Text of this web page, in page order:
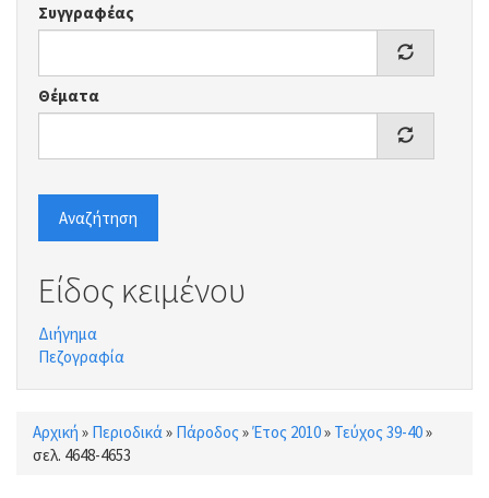
Συγγραφέας
Θέματα
Αναζήτηση
Είδος κειμένου
Διήγημα
Πεζογραφία
Είστε εδώ
Αρχική » Περιοδικά » Πάροδος »Έτος 2010» Τεύχος 39-40»
σελ. 4648-4653